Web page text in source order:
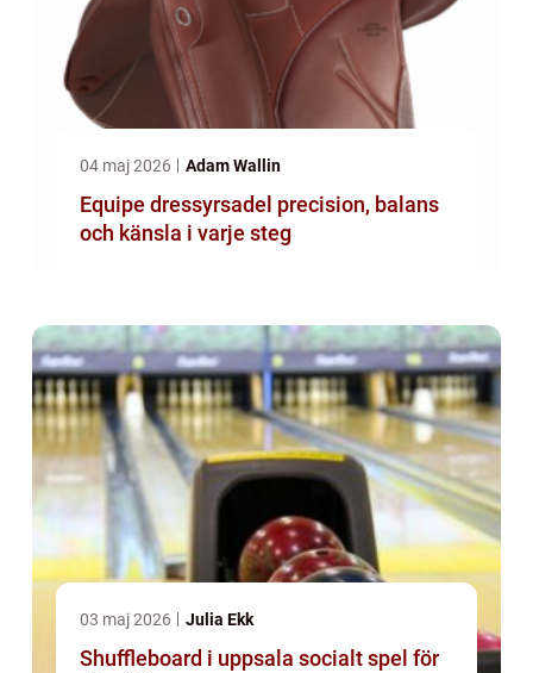
04 maj 2026 Adam Wallin
Equipe dressyrsadel precision, balans
och känsla i varje steg
03 maj 2026 Julia Ekk
Shuffleboard i uppsala socialt spel för